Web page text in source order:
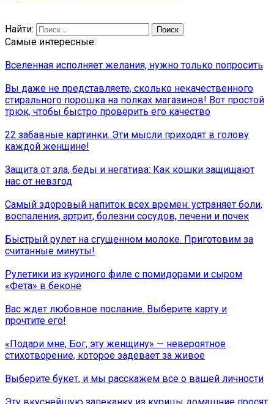
Найти:
Самые интересные:
Вселенная исполняет желания, нужно только попросить
Вы даже не представляете, сколько некачественного
стирального порошка на полках магазинов! Вот простой
трюк, чтобы быстро проверить его качество
22 забавные картинки. Эти мысли приходят в голову
каждой женщине!
Защита от зла, беды и негатива: Как кошки защищают
нас от невзгод
Самый здоровый напиток всех времен: устраняет боли,
воспаления, артрит, болезни сосудов, печени и почек
Быстрый рулет на сгущенном молоке. Приготовим за
считанные минуты!
Рулетики из куриного филе с помидорами и сыром
«Фета» в беконе
Вас ждет любовное послание. Выберите карту и
прочтите его!
«Подари мне, Бог, эту женщину» — невероятное
стихотворение, которое задевает за живое
Выберите букет, и мы расскажем все о вашей личности
Эту вкуснейшую запеканку из курицы домашние просят